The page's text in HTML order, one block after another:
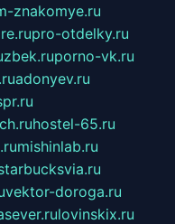
znakomye.ru
pro-otdelky.ru
porno-vk.ru
adonyev.ru
hostel-65.ru
mishinlab.ru
vektor-doroga.ru
lovinskix.ru